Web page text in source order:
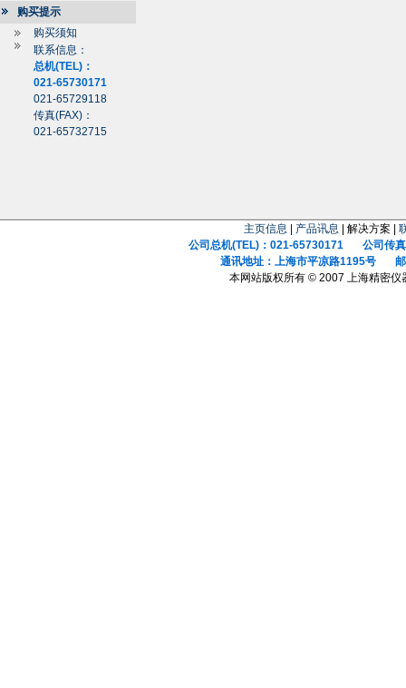
购买提示
购买须知
联系信息：
总机(TEL)：
021-65730171
021-65729118
传真(FAX)：
021-65732715
主页信息 产品讯息 | 解决方案 |
公司总机(TEL)：021-65730171 公司传真
通讯地址：上海市平凉路1195号 邮
本网站版权所有 © 2007 上海精密仪